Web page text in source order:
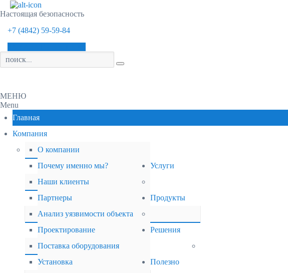
Настоящая безопасность
+7 (4842) 59-59-84
Menu
Главная
Компания
О компании
Почему именно мы?
Наши клиенты
Партнеры
Услуги
Анализ уязвимости объекта
Проектирование
Поставка оборудования
Установка
Продукты
Решения
Полезно